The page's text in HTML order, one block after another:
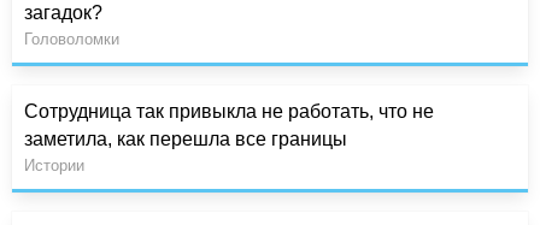
загадок?
Головоломки
Сотрудница так привыкла не работать, что не
заметила, как перешла все границы
Истории